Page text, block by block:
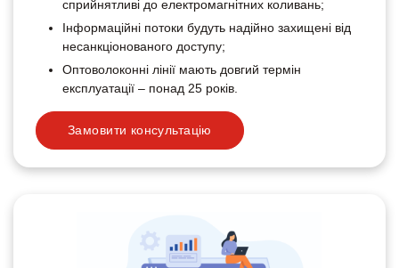
сприйнятливі до електромагнітних коливань;
Інформаційні потоки будуть надійно захищені від
несанкціонованого доступу;
Оптоволоконні лінії мають довгий термін
експлуатації – понад 25 років.
Замовити консультацію